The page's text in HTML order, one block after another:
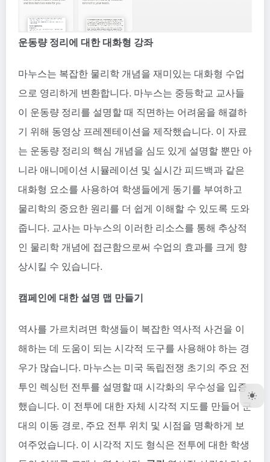
운동량 정리에 대한 대화형 강좌
마누스는 복잡한 물리학 개념을 재미있는 대화형 수업
으로 영리하게 변환합니다. 마누스는 중등학교 교사들
이 운동량 정리를 설명할 때 직면하는 어려움을 해결하
기 위해 동영상 프레젠테이션을 제작했습니다. 이 자료
는 운동량 정리의 핵심 개념을 심도 있게 설명할 뿐만 아
니라 애니메이션 시뮬레이션 및 실시간 피드백과 같은
대화형 요소를 사용하여 학생들에게 동기를 부여하고
물리학의 중요한 원리를 더 쉽게 이해할 수 있도록 도와
줍니다. 교사는 마누스의 이러한 리소스를 통해 추상적
인 물리학 개념에 접근함으로써 수업의 효과를 크게 향
상시킬 수 있습니다.
캠페인에 대한 설명 맵 만들기
역사를 가르치려면 학생들이 복잡한 역사적 사건을 이
해하는 데 도움이 되는 시각적 도구를 사용해야 하는 경
우가 많습니다. 마누스는 미국 독립전쟁 초기의 주요 전
투인 렉싱턴 전투를 설명할 때 시각화의 우수성을 입증
했습니다. 이 전투에 대한 자체 시각적 지도를 만들어 군
대의 이동 경로, 주요 전투 위치 및 시점을 명확하게 보
여주었습니다. 이 시각적 지도 형식은 전투에 대한 학생